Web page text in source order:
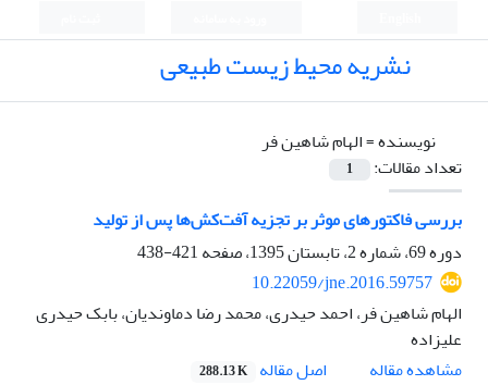
نشریه محیط زیست طبیعی
نویسنده =الهام شاهین فر
تعداد مقالات:
1
بررسی فاکتورهای موثر بر تجزیه آفت‌کش‌ها پس از تولید
دوره 69، شماره 2، تابستان 1395، صفحه
421-438
10.22059/jne.2016.59757
الهام شاهین فر، احمد حیدری، محمد رضا دماوندیان، بابک حیدری
علیزاده
مشاهده مقاله
اصل مقاله 288.13 K